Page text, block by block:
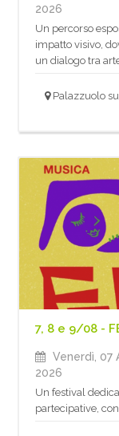
2026
Un percorso
impatto visivo,
un dialogo tra
Palazzuolo
7, 8 e 9/08 -
Venerdì, 07
2026
Un festival
partecipative,